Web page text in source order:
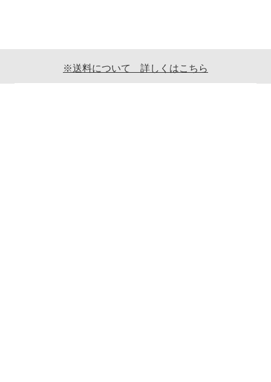
※送料について 詳しくはこちら